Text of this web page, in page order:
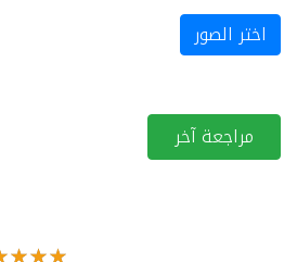
اختر الصور
مراجعة آخر